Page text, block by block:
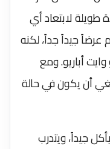
لابتعاد أي
جيداً جداً، لكنه
أباريو. ومع
أن يكون في حالة
جيداً، ويتدرب